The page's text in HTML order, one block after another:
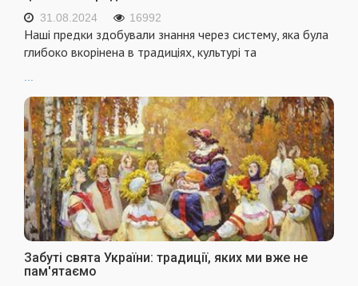
31.08.2024 16992
Наші предки здобували знання через систему, яка була
глибоко вкорінена в традиціях, культурі та
...
Забуті свята України: традиції, яких ми вже не
пам'ятаємо